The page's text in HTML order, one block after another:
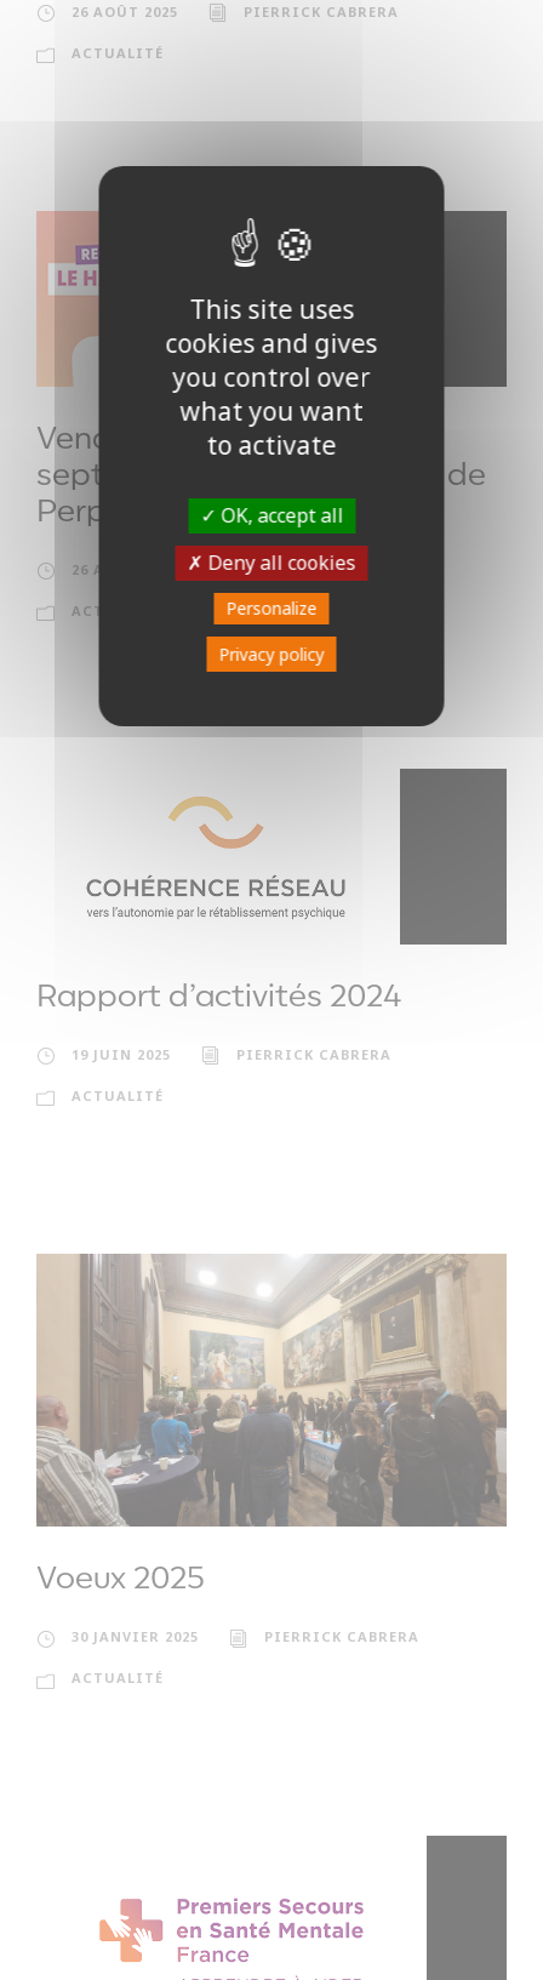
26 AOÛT 2025 PIERRICK CABRERA
ACTUALITÉ
Vendredis du Handicap 12
septembre 2025 à la MDPH de
Perpignan
26 AOÛT 2025 PIERRICK CABRERA
ACTUALITÉ
Rapport d’activités 2024
19 JUIN 2025 PIERRICK CABRERA
ACTUALITÉ
Voeux 2025
30 JANVIER 2025 PIERRICK CABRERA
ACTUALITÉ
This site uses
cookies and gives
you control over
what you want
to activate
OK, accept all
Deny all cookies
Personalize
Privacy policy